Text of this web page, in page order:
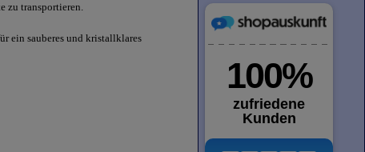
zu transportieren.
ein sauberes und kristallklares